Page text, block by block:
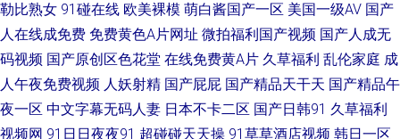
麻豆 人人爽人人爽 五月四房色播婷婷 91最新 国产AV探花 欧美三级网站 深
夜黄色A片 伊人天天综合网 91污污网站视频 成人网站天堂网 国产日韩一二
三区 萌白酱一线天av 日本蜜桃91视频 偷拍电影 伊仁大香蕉91 97人人肏 成
勒比熟女 91碰在线 欧美裸模 萌白酱国产一区 美国一级AV 国产
人在线成免费 免费黄色A片网址 微拍福利国产视频 国产人成无
码视频 国产原创区色花堂 在线免费黄A片 久草福利 乱伦家庭 成
人午夜免费视频 人妖射精 国产屁屁 国产精品天干天 国产精品午
夜一区 中文字幕无码人妻 日本不卡二区 国产日韩91 久草福利
视频网 91日日夜夜91 超碰碰天天操 91草草酒店视频 韩日一区